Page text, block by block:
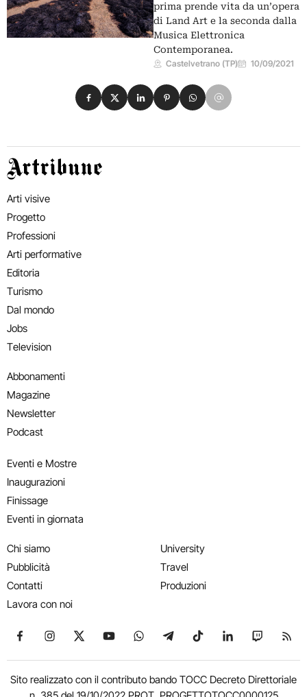
prima prende vita da un’opera
di Land Art e la seconda dalla
Musica Elettronica
Contemporanea.
Castelvetrano (TP) 10/09/2021
Condividi su Facebook
Condividi su X
Condividi su LinkedIn
Condividi su Pinterest
Condividi su WhatsApp
Condividi su Email
Artribune
Arti visive
Progetto
Professioni
Arti performative
Editoria
Turismo
Dal mondo
Jobs
Television
Abbonamenti
Magazine
Newsletter
Podcast
Eventi e Mostre
Inaugurazioni
Finissage
Eventi in giornata
Chi siamo
Pubblicità
Contatti
Lavora con noi
University
Travel
Produzioni
Seguici su Facebook
Seguici su Instagram
Seguici su X
Seguici su YouTube
Seguici su WhatsApp
Seguici su Telegram
Seguici su TikTok
Seguici su
Seguici
Sito realizzato con il contributo bando TOCC Decreto Direttoriale